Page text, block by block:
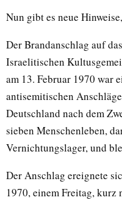
Nun gibt es neue
Der Brandanschlag auf
Israelitischen
am 13. Februar 1970 war
antisemitischen
Deutschland nach dem
sieben Menschenleben,
Vernichtungslager, und
Der Anschlag ereignete
1970, einem Freitag, kurz